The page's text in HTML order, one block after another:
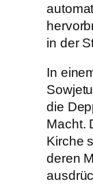
in der
In
die
Macht.
Kirche
deren